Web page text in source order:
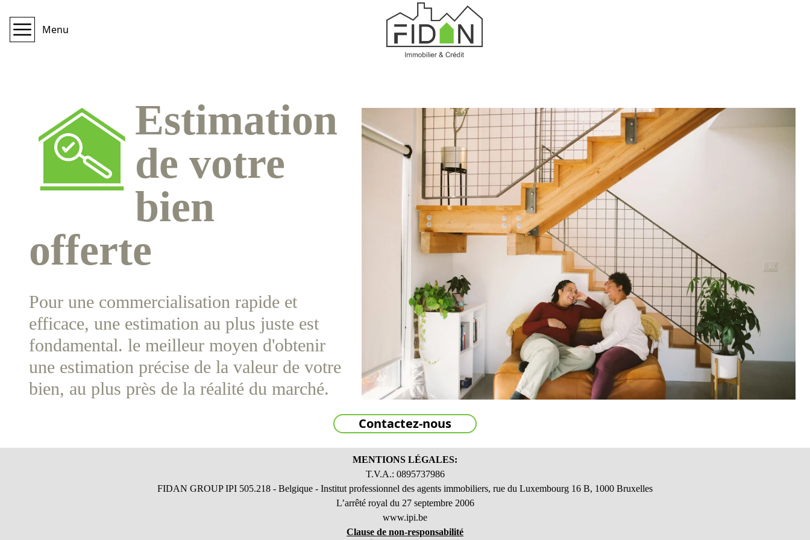
Menu
Estimation
de votre
bien
offerte
Pour une commercialisation rapide et
efficace, une estimation au plus juste est
fondamental. le meilleur moyen d'obtenir
une estimation précise de la valeur de votre
bien, au plus près de la réalité du marché.
Contactez-nous
MENTIONS LÉGALES:
T.V.A.: 0895737986
FIDAN GROUP IPI 505.218 - Belgique - Institut professionnel des agents immobiliers, rue du Luxembourg 16 B, 1000 Bruxelles
L’arrêté royal du 27 septembre 2006
www.ipi.be
Clause de non-responsabilité